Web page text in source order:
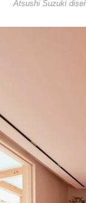
Atsushi Suzuki